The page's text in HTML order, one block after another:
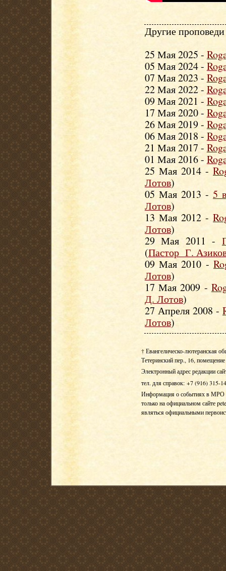
Другие
25 Мая 2025 -
05 Мая 2024 -
07 Мая 2023 -
22 Мая 2022 -
09 Мая 2021 -
17 Мая 2020 -
26 Мая 2019 -
06 Мая 2018 -
21 Мая 2017 -
01 Мая 2016 -
25 Мая 2014 -
Лотов)
05 Мая 2013 - 5
Лотов)
13 Мая 2012 -
Лотов)
29 Мая 2011 -
(Пастор Г.
09 Мая 2010 -
Лотов)
17 Мая 2009 -
Д. Лотов)
27 Апреля 2008 -
Лотов)
† Евангелическо-лютеранская
Тетеринский пер., 16,
Электронный адрес редакции
тел. для справок: +7 (916) 315-
Информация о событиях в МРО
только на официальном сайте
являться официальными